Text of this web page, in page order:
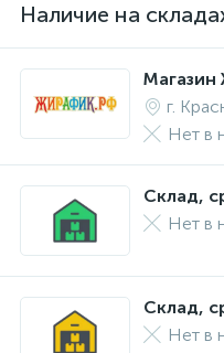
Наличие на
г.
Нет в
Склад,
Нет в
Склад,
Нет в